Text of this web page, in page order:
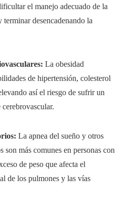
el manejo adecuado de la
terminar desencadenando la
La obesidad
de hipertensión, colesterol
así el riesgo de sufrir un
La apnea del sueño y otros
son más comunes en personas con
de peso que afecta el
de los pulmones y las vías